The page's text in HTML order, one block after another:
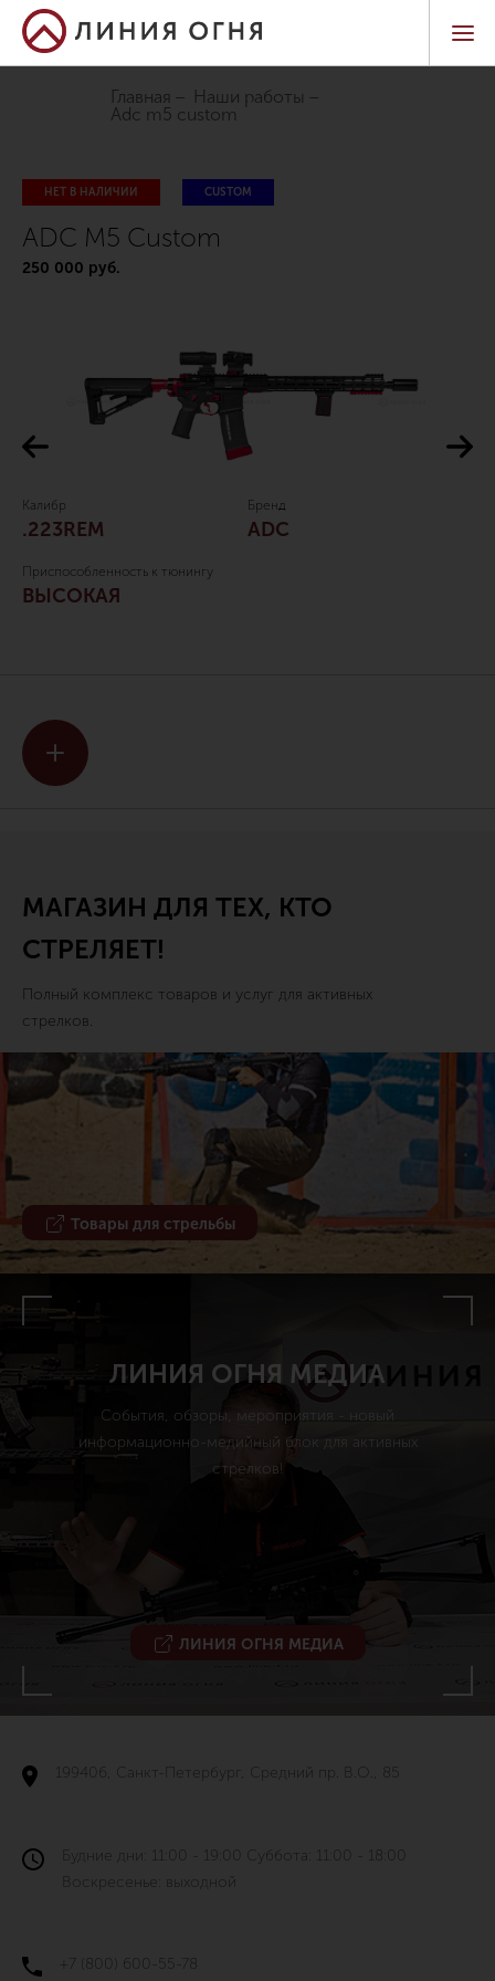
Главная
Наши работы
adc m5 custom
НЕТ В НАЛИЧИИ CUSTOM
ADC M5 Custom
250 000 руб.
Калибр
.223REM
Бренд
ADC
Приспособленность к тюнингу
ВЫСОКАЯ
ЛИНИЯ ОГНЯ МЕДИА
События, обзоры, мероприятия - новый
информационно-медийный блок для активных
стрелков!
ЛИНИЯ ОГНЯ МЕДИА
МАГАЗИН ДЛЯ ТЕХ, КТО
СТРЕЛЯЕТ!
Полный комплекс товаров и услуг для активных
стрелков.
Товары для стрельбы
199406, Санкт-Петербург, Средний пр. В.О., 85
Будние дни: 11:00 - 19:00 Суббота: 11:00 - 18:00
Воскресенье: выходной
+7 (800) 600-55-78